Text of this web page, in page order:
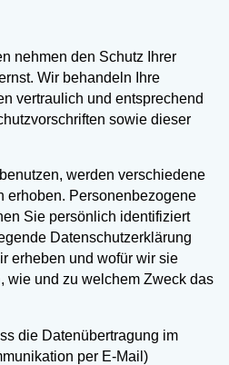
nehmen den Schutz Ihrer
Wir behandeln Ihre
vertraulich und entsprechend
sowie dieser
werden verschiedene
erhoben. Personenbezogene
Sie persönlich identifiziert
Datenschutzerklärung
erheben und wofür wir sie
wie und zu welchem Zweck das
die Datenübertragung im
per E-Mail)